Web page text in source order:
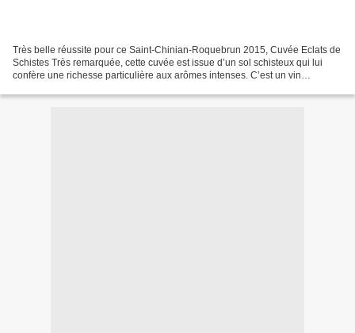
Très belle réussite pour ce Saint-Chinian-Roquebrun 2015, Cuvée Eclats de
Schistes Très remarquée, cette cuvée est issue d’un sol schisteux qui lui
confère une richesse particulière aux arômes intenses. C’est un vin